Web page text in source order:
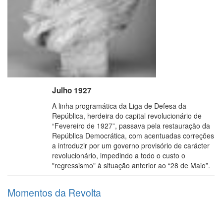
Julho 1927
A linha programática da Liga de Defesa da
República, herdeira do capital revolucionário de
“Fevereiro de 1927”, passava pela restauração da
República Democrática, com acentuadas correções
a introduzir por um governo provisório de carácter
revolucionário, impedindo a todo o custo o
"regressismo" à situação anterior ao “28 de Maio”.
Momentos da Revolta